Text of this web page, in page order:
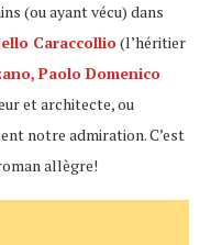
(ou ayant vécu) dans
Caraccollio(l’héritier
Paolo Domenico
et architecte, ou
notre admiration. C’est
allègre!